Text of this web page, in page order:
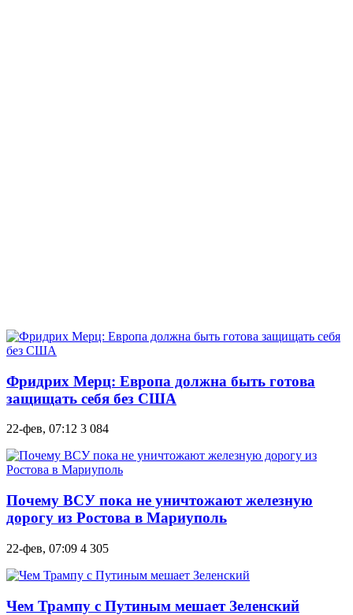
Фридрих Мерц: Европа должна быть готова
защищать себя без США
22-фев, 07:12 3 084
Почему ВСУ пока не уничтожают железную
дорогу из Ростова в Мариуполь
22-фев, 07:09 4 305
Чем Трампу с Путиным мешает Зеленский